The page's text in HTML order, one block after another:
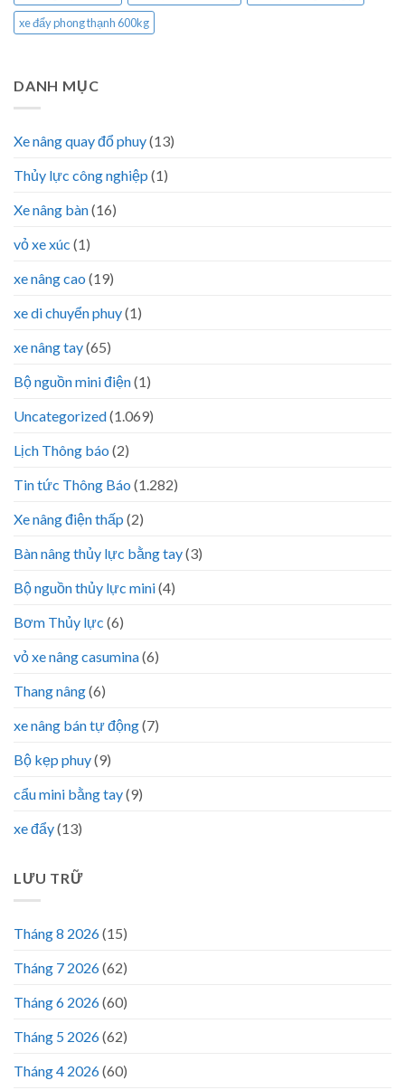
xe đẩy phong thạnh 600kg
DANH MỤC
Xe nâng quay đổ phuy(13)
Thủy lực công nghiệp (1)
Xe nâng bàn(16)
vỏ xe xúc (1)
xe nâng cao (19)
xe di chuyển phuy(1)
xe nâng tay(65)
Bộ nguồn mini điện(1)
Uncategorized(1.069)
Lịch Thông báo (2)
Tin tức Thông Báo (1.282)
Xe nâng điện thấp (2)
Bàn nâng thủy lực bằng tay(3)
Bộ nguồn thủy lực mini(4)
Bơm Thủy lực (6)
vỏ xe nâng casumina(6)
Thang nâng(6)
xe nâng bán tự động(7)
Bộ kẹp phuy(9)
cẩu mini bằng tay(9)
xe đẩy(13)
LƯU TRỮ
Tháng 8 2026(15)
Tháng 7 2026(62)
Tháng 6 2026(60)
Tháng 5 2026(62)
Tháng 4 2026(60)